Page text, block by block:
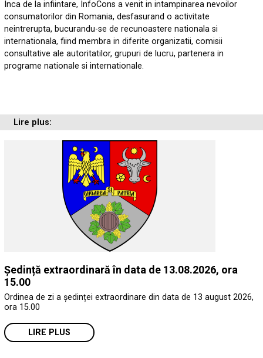
Inca de la infiintare, InfoCons a venit in intampinarea nevoilor
consumatorilor din Romania, desfasurand o activitate
neintrerupta, bucurandu-se de recunoastere nationala si
internationala, fiind membra in diferite organizatii, comisii
consultative ale autoritatilor, grupuri de lucru, partenera in
programe nationale si internationale.
Lire plus:
Ședință extraordinară în data de 13.08.2026, ora
15.00
Ordinea de zi a ședinței extraordinare din data de 13 august 2026,
ora 15.00
LIRE PLUS